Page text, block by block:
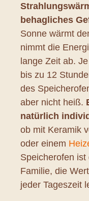
behagliches
Sonne wärmt
nimmt die
lange Zeit ab.
bis zu 12
des
aber nicht heiß.
natürlich
ob mit Keramik
oder einem
Speicherofen
Familie, die
jeder Tageszeit